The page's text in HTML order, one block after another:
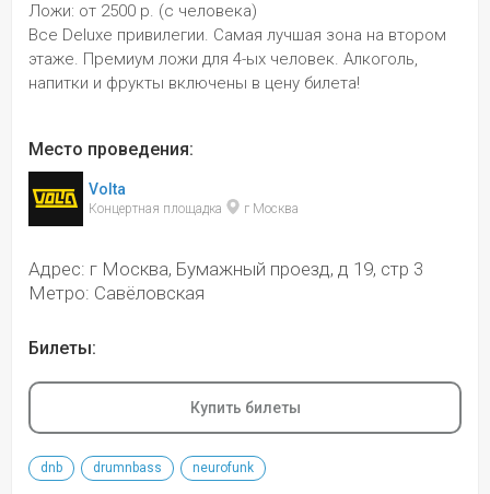
Ложи: от 2500 р. (с человека)
Все Deluxe привилегии. Самая лучшая зона на втором
этаже. Премиум ложи для 4-ых человек. Алкоголь,
напитки и фрукты включены в цену билета!
Место проведения:
Volta
Концертная площадка г Москва
Адрес: г Москва, Бумажный проезд, д 19, стр 3
Метро: Савёловская
Билеты:
Купить билеты
dnb drumnbass neurofunk